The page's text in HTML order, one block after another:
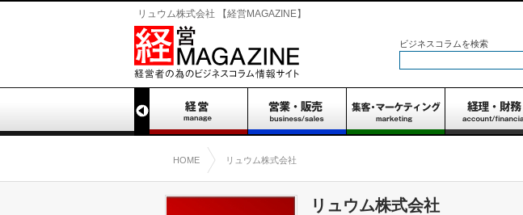
リュウム株式会社 【経営MAGAZINE】
ビジネスコラムを検索
HOME リュウム株式会社
リュウム株式会社